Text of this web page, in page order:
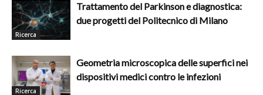
Ricerca
Trattamento del Parkinson e diagnostica:
due progetti del Politecnico di Milano
Ricerca
Geometria microscopica delle superfici nei
dispositivi medici contro le infezioni